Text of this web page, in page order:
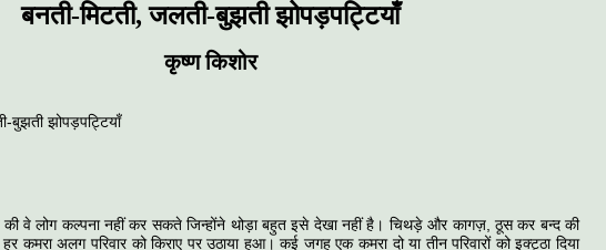
बनती-मिटती, जलती-बुझती झोपड़पट्टियाँ
कृष्ण किशोर
बुझती झोपड़पट्टियाँ
वे लोग कल्पना नहीं कर सकते जिन्होंने थोड़ा बहुत इसे देखा नहीं है। चिथड़े और कागज़, ठूस कर बन्द की
कमरा अलग परिवार को किराए पर उठाया हुआ। कई जगह एक कमरा दो या तीन परिवारों को इक्ट्ठा दिया